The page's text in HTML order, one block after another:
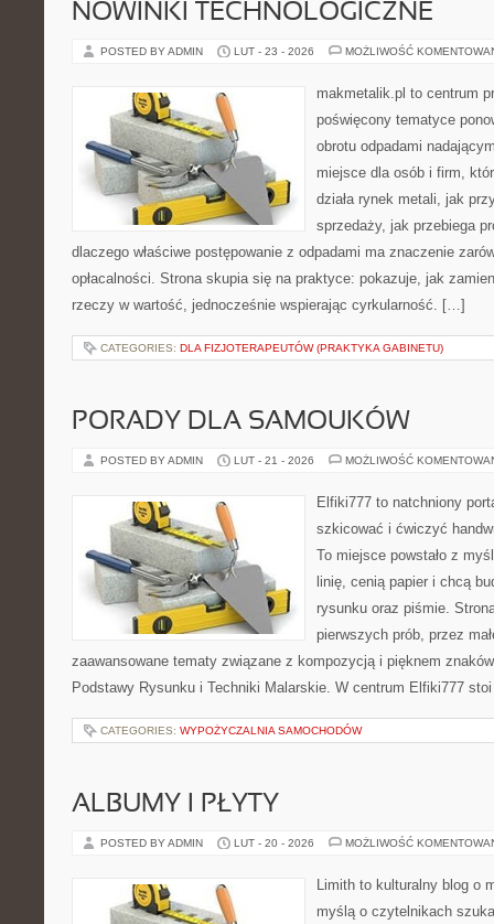
NOWINKI TECHNOLOGICZNE
POSTED BY ADMIN LUT - 23 - 2026 MOŻLIWOŚĆ
makmetalik.pl to centrum
poświęcony tematyce
obrotu odpadami
miejsce dla osób i firm,
działa rynek metali, jak
sprzedaży, jak przebiega
dlaczego właściwe postępowanie z odpadami ma znaczenie
opłacalności. Strona skupia się na praktyce: pokazuje, jak
rzeczy w wartość, jednocześnie wspierając cyrkularność. […]
CATEGORIES: DLA FIZJOTERAPEUTÓW (PRAKTYKA GABINETU)
PORADY DLA SAMOUKÓW
POSTED BY ADMIN LUT - 21 - 2026 MOŻLIWOŚĆ
Elfiki777 to natchniony
szkicować i ćwiczyć
To miejsce powstało z
linię, cenią papier i chcą
rysunku oraz piśmie.
pierwszych prób, przez
zaawansowane tematy związane z kompozycją i pięknem
Podstawy Rysunku i Techniki Malarskie. W centrum Elfiki777
CATEGORIES: WYPOŻYCZALNIA SAMOCHODÓW
ALBUMY I PŁYTY
POSTED BY ADMIN LUT - 20 - 2026 MOŻLIWOŚĆ
Limith to kulturalny blog o
myślą o czytelnikach